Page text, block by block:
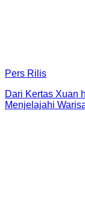
Pers Rilis
Dari Kertas Xuan
Menjelajahi